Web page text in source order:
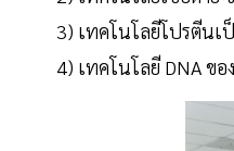
3) เทคโนโลยีโปรตีนเ
4) เทคโนโลยี DNA ข